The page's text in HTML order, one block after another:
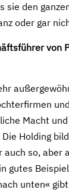
sie den
oder gar
von
Macht
Holding
auch so, aber
gutes
unten«